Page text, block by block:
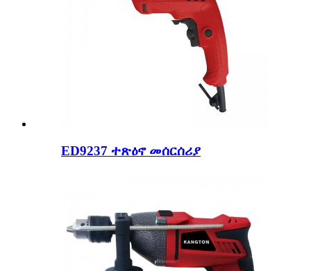
ED9237 ተጽዕኖ መሰርሰሪያ